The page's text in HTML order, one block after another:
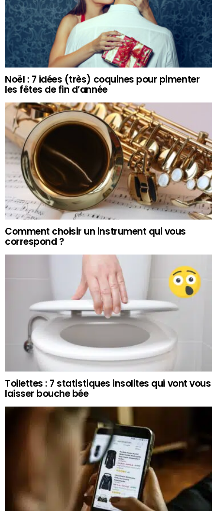
Noël : 7 idées (très) coquines pour pimenter
les fêtes de fin d’année
Comment choisir un instrument qui vous
correspond ?
Toilettes : 7 statistiques insolites qui vont vous
laisser bouche bée